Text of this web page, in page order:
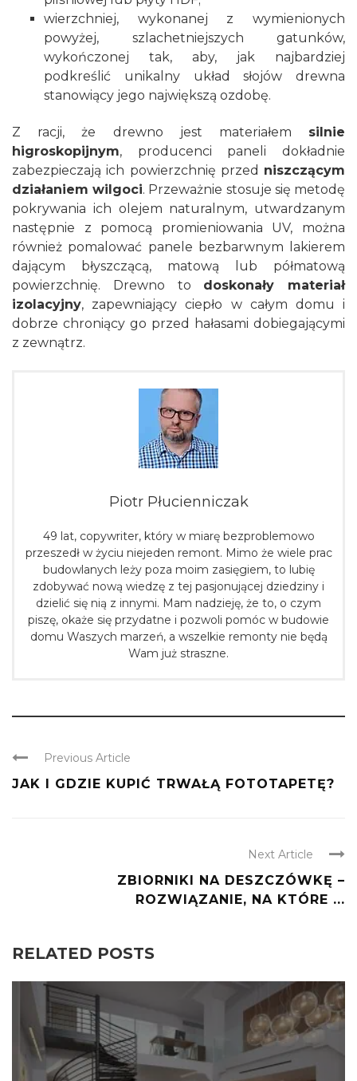
wierzchniej, wykonanej z wymienionych
powyżej, szlachetniejszych gatunków,
wykończonej tak, aby, jak najbardziej
podkreślić unikalny układ słojów drewna
stanowiący jego największą ozdobę.
Z racji, że drewno jest materiałem silnie
higroskopijnym, producenci paneli dokładnie
zabezpieczają ich powierzchnię przed niszczącym
działaniem wilgoci. Przeważnie stosuje się metodę
pokrywania ich olejem naturalnym, utwardzanym
następnie z pomocą promieniowania UV, można
również pomalować panele bezbarwnym lakierem
dającym błyszczącą, matową lub półmatową
powierzchnię. Drewno to doskonały materiał
izolacyjny, zapewniający ciepło w całym domu i
dobrze chroniący go przed hałasami dobiegającymi
z zewnątrz.
Piotr Płucienniczak
49 lat, copywriter, który w miarę bezproblemowo
przeszedł w życiu niejeden remont. Mimo że wiele prac
budowlanych leży poza moim zasięgiem, to lubię
zdobywać nową wiedzę z tej pasjonującej dziedziny i
dzielić się nią z innymi. Mam nadzieję, że to, o czym
piszę, okaże się przydatne i pozwoli pomóc w budowie
domu Waszych marzeń, a wszelkie remonty nie będą
Wam już straszne.
Previous Article
JAK I GDZIE KUPIĆ TRWAŁĄ FOTOTAPETĘ?
Next Article
ZBIORNIKI NA DESZCZÓWKĘ –
ROZWIĄZANIE, NA KTÓRE ...
RELATED POSTS